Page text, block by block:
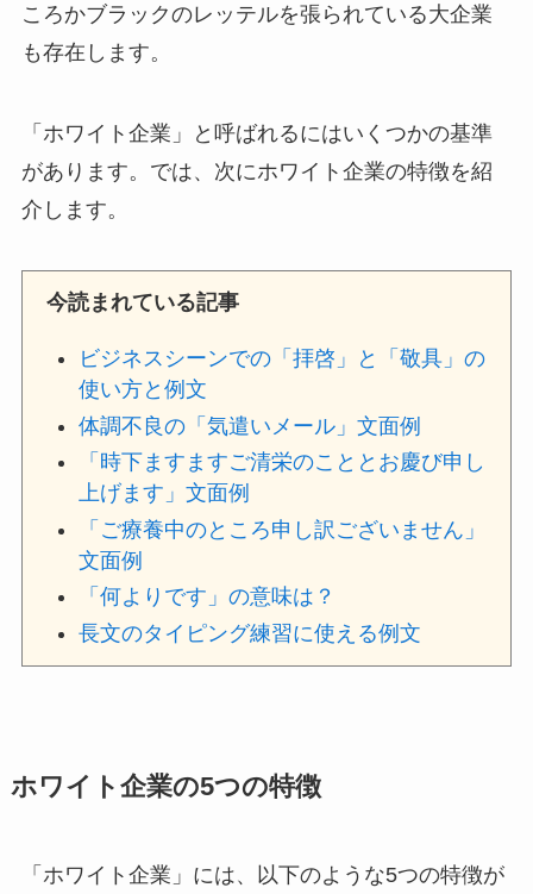
ころかブラックのレッテルを張られている大企業
も存在します。
「ホワイト企業」と呼ばれるにはいくつかの基準
があります。では、次にホワイト企業の特徴を紹
介します。
今読まれている記事
ビジネスシーンでの「拝啓」と「敬具」の
使い方と例文
体調不良の「気遣いメール」文面例
「時下ますますご清栄のこととお慶び申し
上げます」文面例
「ご療養中のところ申し訳ございません」
文面例
「何よりです」の意味は？
長文のタイピング練習に使える例文
ホワイト企業の5つの特徴
「ホワイト企業」には、以下のような5つの特徴が